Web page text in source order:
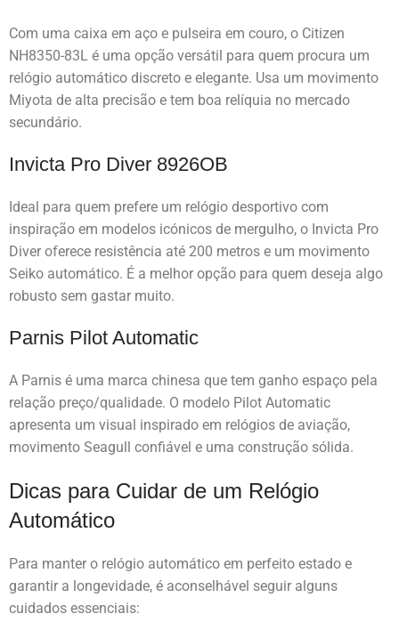
Com uma caixa em aço e pulseira em couro, o Citizen
NH8350-83L é uma opção versátil para quem procura um
relógio automático discreto e elegante. Usa um movimento
Miyota de alta precisão e tem boa relíquia no mercado
secundário.
Invicta Pro Diver 8926OB
Ideal para quem prefere um relógio desportivo com
inspiração em modelos icónicos de mergulho, o Invicta Pro
Diver oferece resistência até 200 metros e um movimento
Seiko automático. É a melhor opção para quem deseja algo
robusto sem gastar muito.
Parnis Pilot Automatic
A Parnis é uma marca chinesa que tem ganho espaço pela
relação preço/qualidade. O modelo Pilot Automatic
apresenta um visual inspirado em relógios de aviação,
movimento Seagull confiável e uma construção sólida.
Dicas para Cuidar de um Relógio
Automático
Para manter o relógio automático em perfeito estado e
garantir a longevidade, é aconselhável seguir alguns
cuidados essenciais: